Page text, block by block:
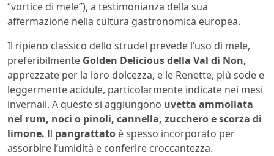
“vortice di mele”), a testimonianza della sua
affermazione nella cultura gastronomica europea.
Il ripieno classico dello strudel prevede l’uso di mele,
preferibilmente Golden Delicious della Val di Non,
apprezzate per la loro dolcezza, e le Renette, più sode e
leggermente acidule, particolarmente indicate nei mesi
invernali. A queste si aggiungono uvetta ammollata
nel rum, noci o pinoli, cannella, zucchero e scorza di
limone. Il pangrattato è spesso incorporato per
assorbire l’umidità e conferire croccantezza.